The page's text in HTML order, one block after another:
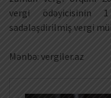
vergi ödəyicisinin
sadələşdirilmiş vergi
Mənbə: vergiler.az